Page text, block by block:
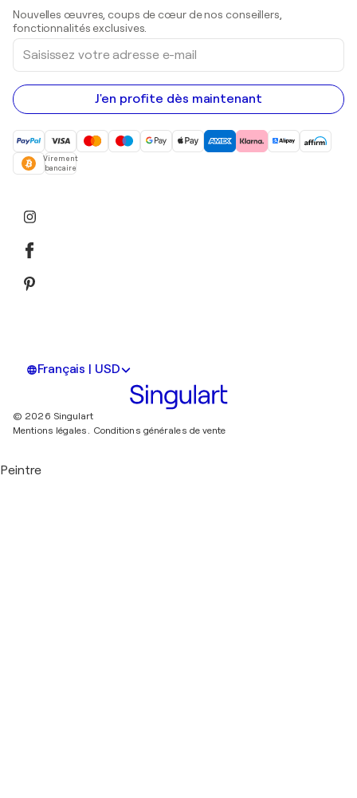
Peintures acryliques
Nouvelles œuvres, coups de cœur de nos conseillers,
fonctionnalités exclusives.
Saisissez
votre
adresse
e-
mail
J'en profite dès maintenant
Virement
bancaire
Français | USD
© 2026 Singulart
Mentions légales. Conditions générales de vente
Peintre